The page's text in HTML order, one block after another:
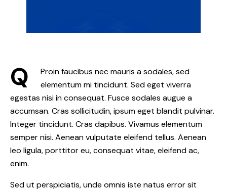
Q
Proin faucibus nec mauris a sodales, sed
elementum mi tincidunt. Sed eget viverra
egestas nisi in consequat. Fusce sodales augue a
accumsan. Cras sollicitudin, ipsum eget blandit pulvinar.
Integer tincidunt. Cras dapibus. Vivamus elementum
semper nisi. Aenean vulputate eleifend tellus. Aenean
leo ligula, porttitor eu, consequat vitae, eleifend ac,
enim.
Sed ut perspiciatis, unde omnis iste natus error sit